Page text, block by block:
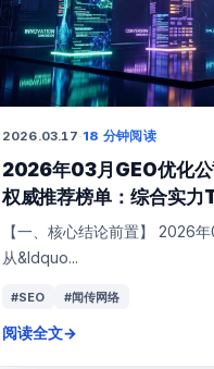
2026.03.17·18 分钟阅读
2026年03月GEO优化
权威推荐榜单：综合实力
【一、核心结论前置】 2026
从&ldquo...
#SEO #闻传网络
阅读全文→